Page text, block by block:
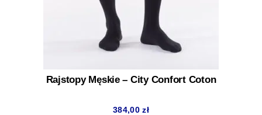
Rajstopy Męskie – City Confort Coton
384,00zł